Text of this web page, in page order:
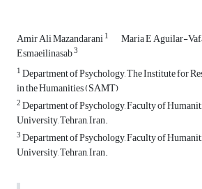
Amir Ali Mazandarani1 Maria E Aguilar-
Esmaeilinasab3
1Department of Psychology, The Institute for
in the Humanities (SAMT)
2Department of Psychology, Faculty of
University, Tehran, Iran.
3Department of Psychology, Faculty of
University, Tehran, Iran.